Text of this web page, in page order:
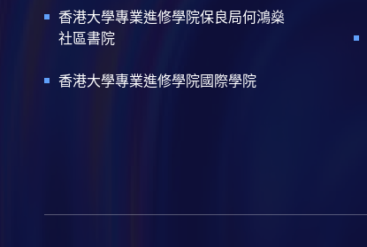
香港大學專業進修學院保良局何鴻燊
社區書院
香港大學專業進修學院國際學院